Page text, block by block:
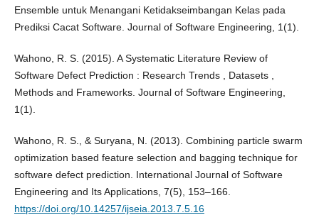
Ensemble untuk Menangani Ketidakseimbangan Kelas pada
Prediksi Cacat Software. Journal of Software Engineering, 1(1).
Wahono, R. S. (2015). A Systematic Literature Review of
Software Defect Prediction : Research Trends , Datasets ,
Methods and Frameworks. Journal of Software Engineering,
1(1).
Wahono, R. S., & Suryana, N. (2013). Combining particle swarm
optimization based feature selection and bagging technique for
software defect prediction. International Journal of Software
Engineering and Its Applications, 7(5), 153–166.
https://doi.org/10.14257/ijseia.2013.7.5.16